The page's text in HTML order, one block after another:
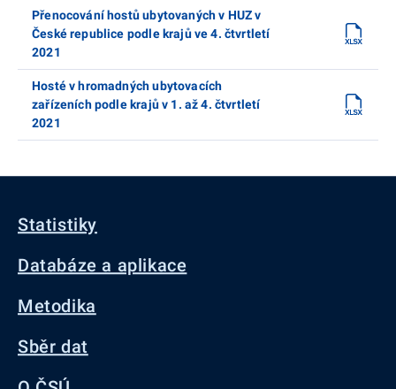
Přenocování hostů ubytovaných v HUZ v
České republice podle krajů ve 4. čtvrtletí
2021
Hosté v hromadných ubytovacích
zařízeních podle krajů v 1. až 4. čtvrtletí
2021
Statistiky
Databáze a aplikace
Metodika
Sběr dat